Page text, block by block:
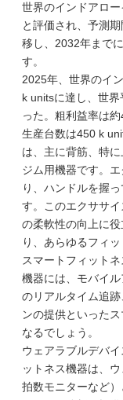
世界のインドアロ
と評価され、予測
移し、2032年まで
す。
2025年、世界のイ
k unitsに達し、世
った。粗利益率は
生産台数は450 k
は、主に背筋、特
ジム用機器です。
り、ハンドルを握
す。このエクササ
の柔軟性の向上に
り、あらゆるフィ
スマートフィット
機器には、モバイ
のリアルタイム追
ンの提供といった
なるでしょう。
ウェアラブルデバ
ットネス機器は、
拍数モニターなど